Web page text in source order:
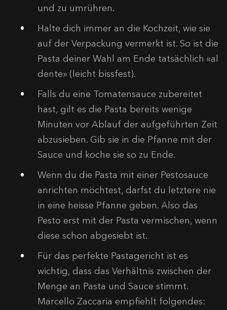
und zu umrühren.
Halte dich immer an die Kochzeit, wie sie
auf der Verpackung vermerkt ist. So ist die
Pasta deiner Wahl am Ende tatsächlich «al
dente» (leicht bissfest).
Falls du eine Tomatensauce zubereitet
hast, gilt es die Pasta bereits wenige
Minuten vor Ablauf der aufgeführten Zeit
abzusieben. Gib sie in die Pfanne mit der
Sauce und koche sie so zu Ende.
Wenn du die Pasta mit einer Pestosauce
anrichten möchtest, darfst du letztere nie
in eine heisse Pfanne geben. Also das
Pesto erst mit der Pasta vermischen, wenn
diese schon abgesiebt ist.
Für das perfekte Pastagericht ist es
wichtig, dass das Verhältnis zwischen der
Menge an Pasta und Sauce stimmt.
Marcello Zaccaria empfiehlt folgendes: